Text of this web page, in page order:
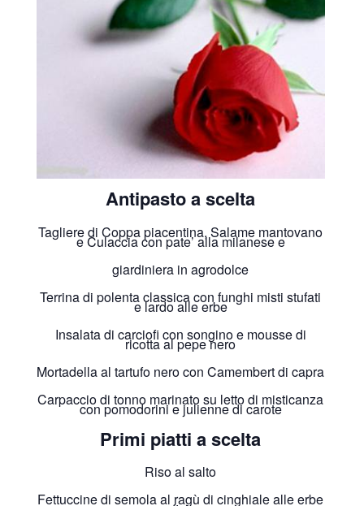
Antipasto a scelta
Tagliere di Coppa piacentina, Salame mantovano
e Culaccia con pate’ alla milanese e
giardiniera in agrodolce
Terrina di polenta classica con funghi misti stufati
e lardo alle erbe
Insalata di carciofi con songino e mousse di
ricotta al pepe nero
Mortadella al tartufo nero con Camembert di capra
Carpaccio di tonno marinato su letto di misticanza
con pomodorini e julienne di carote
Primi piatti a scelta
Riso al salto
Fettuccine di semola al ragù di cinghiale alle erbe